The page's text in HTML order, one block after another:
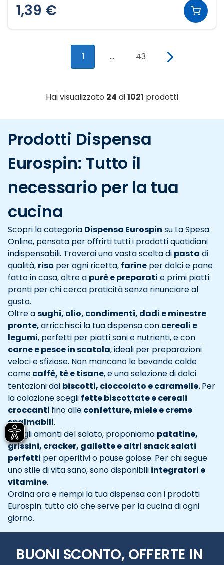
1,39 €
1 ... 43
Hai visualizzato 24 di1021 prodotti
Prodotti Dispensa
Eurospin: Tutto il
necessario per la tua
cucina
Scopri la categoria Dispensa Eurospin su La Spesa
Online, pensata per offrirti tutti i prodotti quotidiani
indispensabili. Troverai una vasta scelta di pasta di
qualità, riso per ogni ricetta, farine per dolci e pane
fatto in casa, oltre a purè e preparati e primi piatti
pronti per chi cerca praticità senza rinunciare al
gusto.
Oltre asughi, olio, condimenti, dadi e minestre
pronte,arricchisci la tua dispensa con cereali e
legumi, perfetti per piatti sani e nutrienti, e con
carne e pesce in scatola, ideali per preparazioni
veloci e sfiziose. Non mancano le bevande calde
comecaffè, tè e tisane, e una selezione di dolci
tentazioni dai biscotti, cioccolato e caramelle.Per
la colazione scegli fette biscottate e cereali
croccanti fino alleconfetture, miele e creme
spalmabili.
Per gli amanti del salato, proponiamo patatine,
grissini, cracker, gallette e altri snack salati
perfetti per aperitivi o pause golose. Per chi segue
uno stile di vita sano, sono disponibili integratori e
vitamine.
Ordina ora e riempi la tua dispensa con i prodotti
Eurospin: tutto ciò che serve per la cucina di ogni
giorno.
BUONI SCONTO, OFFERTE IN